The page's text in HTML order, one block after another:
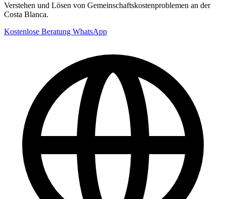
Verstehen und Lösen von Gemeinschaftskostenproblemen an der
Costa Blanca.
Kostenlose Beratung WhatsApp